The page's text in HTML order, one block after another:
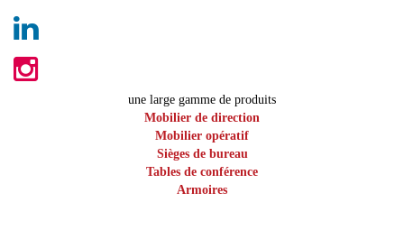
une large gamme de produits
Mobilier de direction
Mobilier opératif
Sièges de bureau
Tables de conférence
Armoires